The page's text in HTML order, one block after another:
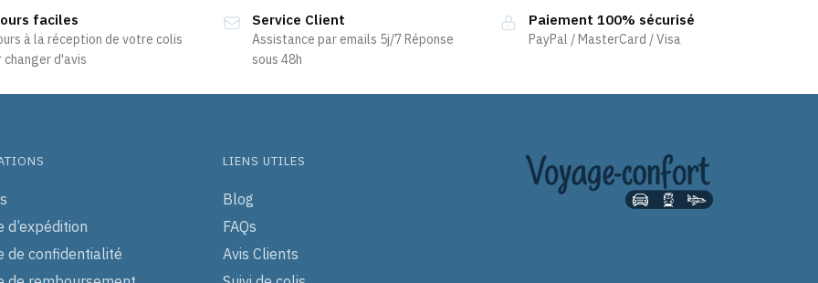
faciles
à la réception de votre colis
changer d'avis
Service Client
Assistance par emails 5j/7 Réponse
sous 48h
Paiement 100% sécurisé
PayPal / MasterCard / Visa
d’expédition
de confidentialité
LIENS UTILES
Blog
FAQs
Avis Clients